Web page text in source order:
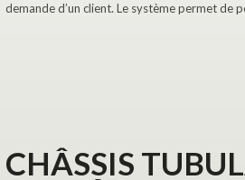
demande d’un client. Le système permet de
CHÂSSIS